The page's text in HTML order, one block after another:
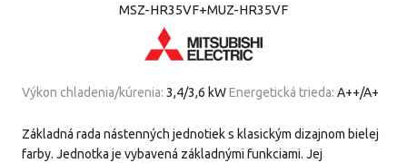
MSZ-HR35VF+MUZ-HR35VF
Výkon chladenia/kúrenia: 3,4/3,6 kWEnergetická trieda: A++/A+
Základná rada nástenných jednotiek s klasickým dizajnom bielej
farby. Jednotka je vybavená základnými funkciami. Jej